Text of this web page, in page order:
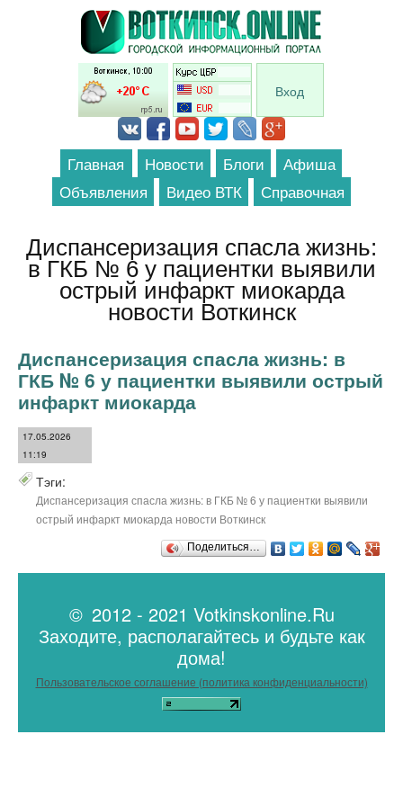
Перейти к основному содержанию
Вход
Главная Новости Блоги
Афиша
Объявления
Видео ВТК Справочная
Диспансеризация спасла жизнь:
в ГКБ № 6 у пациентки выявили
острый инфаркт миокарда
новости Воткинск
Диспансеризация спасла жизнь: в
ГКБ № 6 у пациентки выявили острый
инфаркт миокарда
17.05.2026
11:19
Тэги:
Диспансеризация спасла жизнь: в ГКБ № 6 у пациентки выявили
острый инфаркт миокарда новости Воткинск
Поделиться…
© 2012 - 2021 Votkinskonline.Ru
Заходите, располагайтесь и будьте как
дома!
Пользовательское соглашение (политика конфиденциальности)